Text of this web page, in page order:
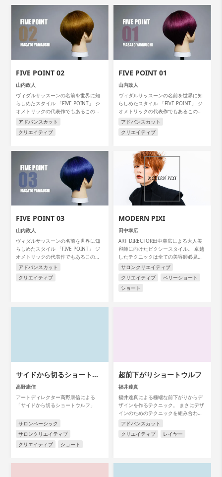
FIVE POINT 02
山内政人
ヴィダルサッスーンの名前を世界に知
らしめたスタイル 「FIVE POINT」 ジ
オメトリックの代表作でもあるこのス
タイルを アートディレクターの山内政
人氏が解説します。
アドバンスカット
クリエイティブ
FIVE POINT 01
山内政人
ヴィダルサッスーンの名前を世界に知
らしめたスタイル 「FIVE POINT」 ジ
オメトリックの代表作でもあるこのス
タイルを アートディレクターの山内政
人氏が解説します。
アドバンスカット
クリエイティブ
FIVE POINT 03
山内政人
ヴィダルサッスーンの名前を世界に知
らしめたスタイル 「FIVE POINT」 ジ
オメトリックの代表作でもあるこのス
タイルを アートディレクターの山内政
アドバンスカット
クリエイティブ
MODERN PIXI
田中幸広
ART DIRECTOR田中幸広による大人美
容師に向けたピクシースタイル。 卓越
したテクニックは全ての美容師必見で
す。
サロンクリエイティブ
クリエイティブ
ベリーショート
ショート
サイドから切るショートウ
ルフ
高野康信
アートディレクター高野康信による
「サイドから切るショートウルフ」
サロンベーシック
サロンクリエイティブ
クリエイティブ
ショート
超前下がりショートウルフ
福井達真
福井達真による極端な前下がりからデ
ザインを作るテクニック。 まさにデザ
インのためのテクニックを組み合わせ
た必見動画です。
アドバンスカット
クリエイティブ
レイヤー